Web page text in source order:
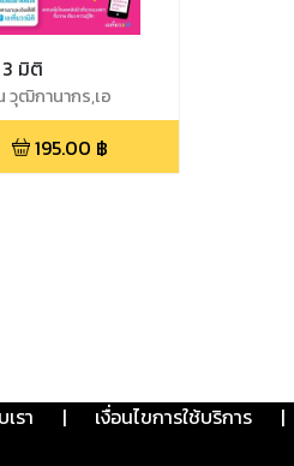
3 มิติ
ฒิกานากร,เอ
ติ
195.00 ฿
รา | เงื่อนไขการใช้บริการ |